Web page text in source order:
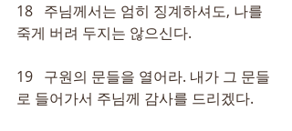
18   주님께서는 엄히 징계하셔도, 나를
죽게 버려 두지는 않으신다.
19   구원의 문들을 열어라. 내가 그 문들
로 들어가서 주님께 감사를 드리겠다.